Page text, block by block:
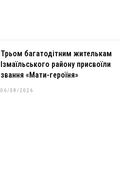
Трьом багатодітним жителькам
Ізмаїльського району присвоїли
звання «Мати-героїня»
06/08/2026